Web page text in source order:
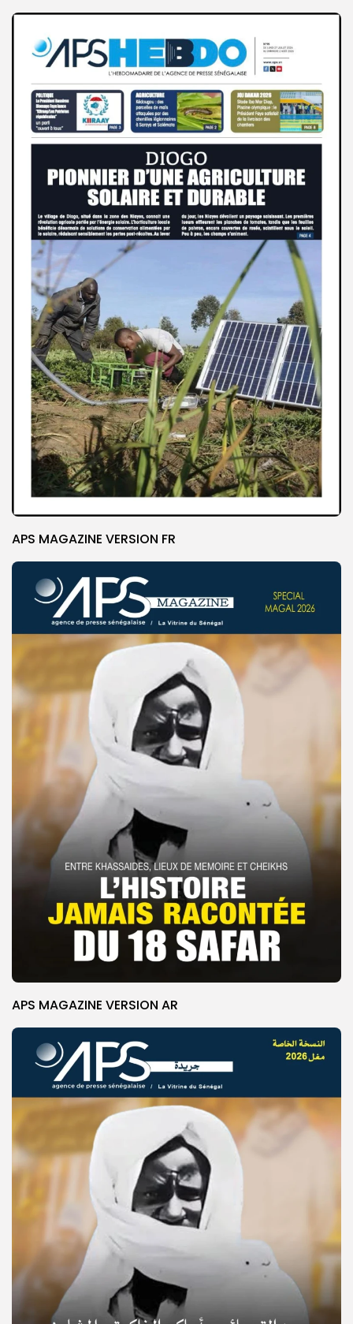
© Copyright 2025, APS
APS MAGAZINE VERSION FR
APS MAGAZINE VERSION AR